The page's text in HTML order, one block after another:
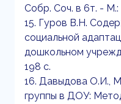
Собр. Соч. в 6т. - М.:
15. Гуров В.Н.
социальной
дошкольном
198 с.
16. Давыдова О.И.,
группы в ДОУ: